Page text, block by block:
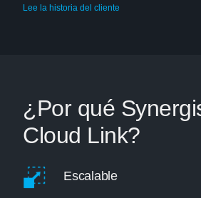
Lee la historia del cliente
¿Por qué
Cloud Link?
Escalable